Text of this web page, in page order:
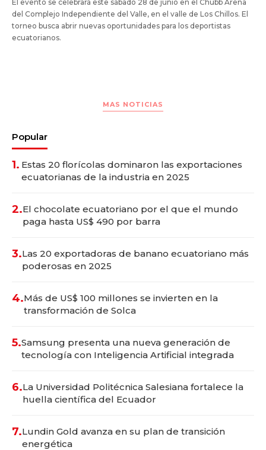
El evento se celebrará este sábado 28 de junio en el Chubb Arena
del Complejo Independiente del Valle, en el valle de Los Chillos. El
torneo busca abrir nuevas oportunidades para los deportistas
ecuatorianos.
MAS NOTICIAS
Popular
1. Estas 20 florícolas dominaron las exportaciones
ecuatorianas de la industria en 2025
2.El chocolate ecuatoriano por el que el mundo
paga hasta US$ 490 por barra
3.Las 20 exportadoras de banano ecuatoriano más
poderosas en 2025
4.Más de US$ 100 millones se invierten en la
transformación de Solca
5.Samsung presenta una nueva generación de
tecnología con Inteligencia Artificial integrada
6.La Universidad Politécnica Salesiana fortalece la
huella científica del Ecuador
7.Lundin Gold avanza en su plan de transición
energética